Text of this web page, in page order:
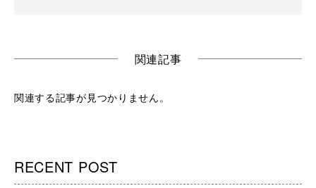
関連記事
関連する記事が見つかりません。
RECENT POST